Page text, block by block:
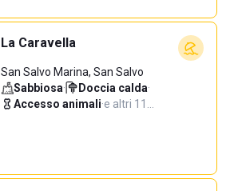
La Caravella
San Salvo Marina, San Salvo
Sabbiosa· Doccia calda·
Accesso animali·e altri 11…